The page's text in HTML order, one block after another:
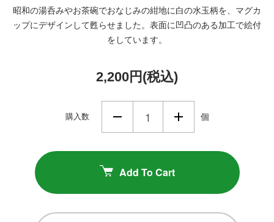
昭和の湯呑みやお茶碗でおなじみの紺地に白の水玉柄を、マグカ
ップにデザインして甦らせました。表面に凹凸のある加工で絵付
をしています。
2,200円(税込)
購入数 個
Add To Cart